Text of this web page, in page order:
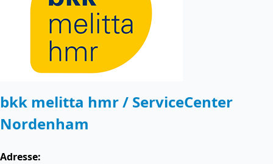
bkk melitta hmr / ServiceCenter
Nordenham
Adresse: